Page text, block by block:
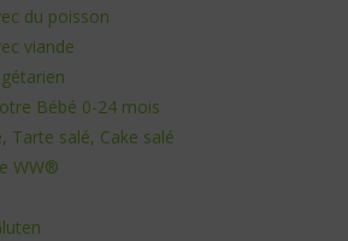
du poisson
viande
Bébé 0-24 mois
Tarte salé, Cake salé
WW®